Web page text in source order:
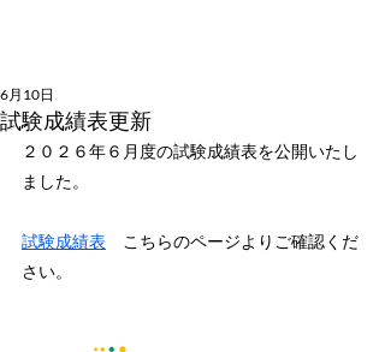
試験成績表更新
6月10日
２０２６年６月度の試験成績表を公開いたし
ました。
試験成績表 こちらのページよりご確認くだ
さい。